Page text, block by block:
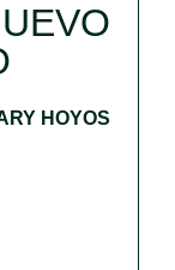
HOYOS